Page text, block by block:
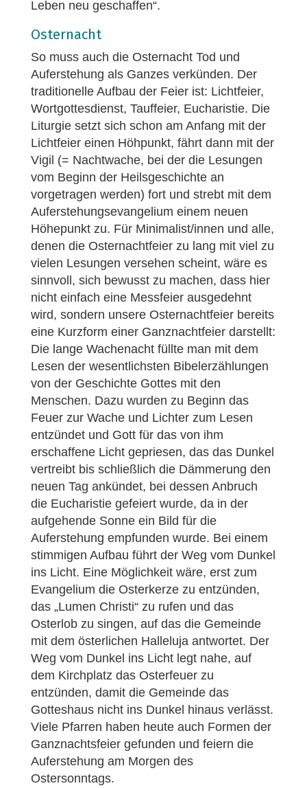
Leben neu geschaffen“.
Osternacht
So muss auch die Osternacht Tod und
Auferstehung als Ganzes verkünden. Der
traditionelle Aufbau der Feier ist: Lichtfeier,
Wortgottesdienst, Tauffeier, Eucharistie. Die
Liturgie setzt sich schon am Anfang mit der
Lichtfeier einen Höhpunkt, fährt dann mit der
Vigil (= Nachtwache, bei der die Lesungen
vom Beginn der Heilsgeschichte an
vorgetragen werden) fort und strebt mit dem
Auferstehungsevangelium einem neuen
Höhepunkt zu. Für Minimalist/innen und alle,
denen die Osternachtfeier zu lang mit viel zu
vielen Lesungen versehen scheint, wäre es
sinnvoll, sich bewusst zu machen, dass hier
nicht einfach eine Messfeier ausgedehnt
wird, sondern unsere Osternachtfeier bereits
eine Kurzform einer Ganznachtfeier darstellt:
Die lange Wachenacht füllte man mit dem
Lesen der wesentlichsten Bibelerzählungen
von der Geschichte Gottes mit den
Menschen. Dazu wurden zu Beginn das
Feuer zur Wache und Lichter zum Lesen
entzündet und Gott für das von ihm
erschaffene Licht gepriesen, das das Dunkel
vertreibt bis schließlich die Dämmerung den
neuen Tag ankündet, bei dessen Anbruch
die Eucharistie gefeiert wurde, da in der
aufgehende Sonne ein Bild für die
Auferstehung empfunden wurde. Bei einem
stimmigen Aufbau führt der Weg vom Dunkel
ins Licht. Eine Möglichkeit wäre, erst zum
Evangelium die Osterkerze zu entzünden,
das „Lumen Christi“ zu rufen und das
Osterlob zu singen, auf das die Gemeinde
mit dem österlichen Halleluja antwortet. Der
Weg vom Dunkel ins Licht legt nahe, auf
dem Kirchplatz das Osterfeuer zu
entzünden, damit die Gemeinde das
Gotteshaus nicht ins Dunkel hinaus verlässt.
Viele Pfarren haben heute auch Formen der
Ganznachtsfeier gefunden und feiern die
Auferstehung am Morgen des
Ostersonntags.